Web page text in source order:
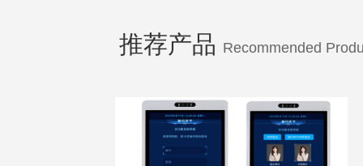
推荐产品 Recommended